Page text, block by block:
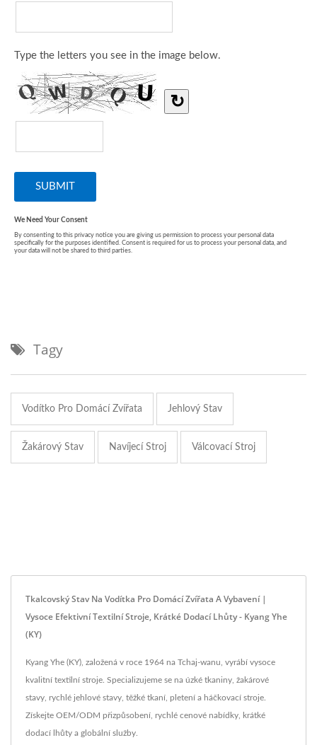
Tagy
Vodítko Pro Domácí Zvířata Jehlový Stav
Žakárový Stav Navíjecí Stroj Válcovací Stroj
Tkalcovský Stav Na Vodítka Pro Domácí Zvířata A Vybavení |
Vysoce Efektivní Textilní Stroje, Krátké Dodací Lhůty - Kyang Yhe
(KY)
Kyang Yhe (KY), založená v roce 1964 na Tchaj-wanu, vyrábí vysoce
kvalitní textilní stroje. Specializujeme se na úzké tkaniny, žakárové
stavy, rychlé jehlové stavy, těžké tkaní, pletení a háčkovací stroje.
Získejte OEM/ODM přizpůsobení, rychlé cenové nabídky, krátké
dodací lhůty a globální služby.